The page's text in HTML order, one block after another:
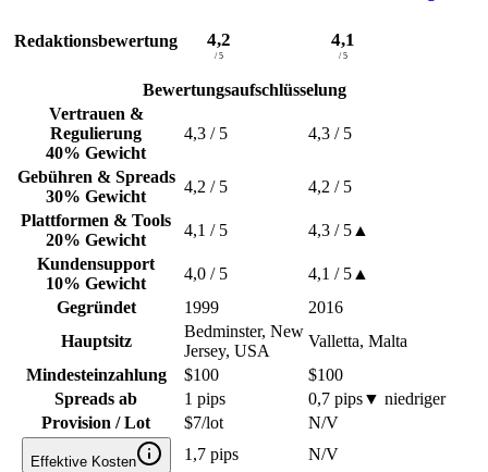
Redaktionsbewertung 4,2
/ 5
4,1
/ 5
Bewertungsaufschlüsselung
Vertrauen &
Regulierung
40% Gewicht
4,3 / 5 4,3 / 5
Gebühren & Spreads
30% Gewicht
4,2 / 5 4,2 / 5
Plattformen & Tools
20% Gewicht
4,1 / 5 4,3 / 5 ▲
Kundensupport
10% Gewicht
4,0 / 5 4,1 / 5 ▲
Gegründet
1999
2016
Hauptsitz
Bedminster, New
Jersey, USA
Valletta, Malta
Mindesteinzahlung
$100
$100
Spreads ab
1 pips 0,7 pips▼ niedriger
Provision / Lot
$7/lot N/V
Effektive Kosten 1,7 pips
N/V